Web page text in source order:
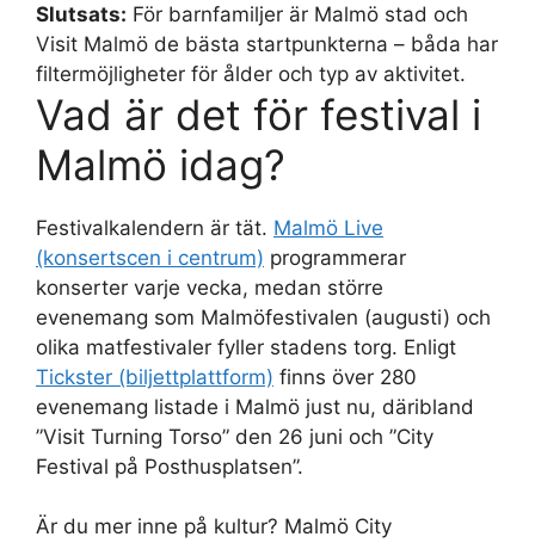
Slutsats: För barnfamiljer är Malmö stad och
Visit Malmö de bästa startpunkterna – båda har
filtermöjligheter för ålder och typ av aktivitet.
Vad är det för festival i
Malmö idag?
Festivalkalendern är tät. Malmö Live
(konsertscen i centrum) programmerar
konserter varje vecka, medan större
evenemang som Malmöfestivalen (augusti) och
olika matfestivaler fyller stadens torg. Enligt
Tickster (biljettplattform) finns över 280
evenemang listade i Malmö just nu, däribland
”Visit Turning Torso” den 26 juni och ”City
Festival på Posthusplatsen”.
Är du mer inne på kultur? Malmö City